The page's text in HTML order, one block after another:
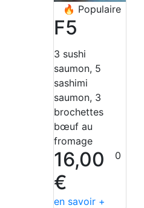
🔥 Populaire
F5
3 sushi
saumon, 5
sashimi
saumon, 3
brochettes
bœuf au
fromage
16,00
€
en savoir +
0